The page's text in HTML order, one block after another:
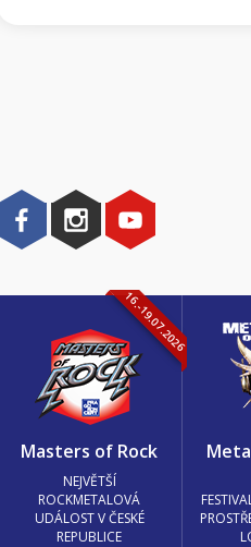
16.-19.07.2026
Masters of Rock
NEJVĚTŠÍ
ROCKMETALOVÁ
UDÁLOST V ČESKÉ
REPUBLICE